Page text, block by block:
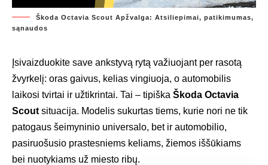
Škoda Octavia Scout Apžvalga: Atsiliepimai, patikimumas,
sąnaudos
Įsivaizduokite save ankstyvą rytą važiuojant per rasotą
žvyrkelį: oras gaivus, kelias vingiuoja, o automobilis
laikosi tvirtai ir užtikrintai. Tai – tipiška Škoda Octavia
Scout situacija. Modelis sukurtas tiems, kurie nori ne tik
patogaus šeimyninio universalo, bet ir automobilio,
pasiruošusio prastesniems keliams, žiemos iššūkiams
bei nuotykiams už miesto ribų.